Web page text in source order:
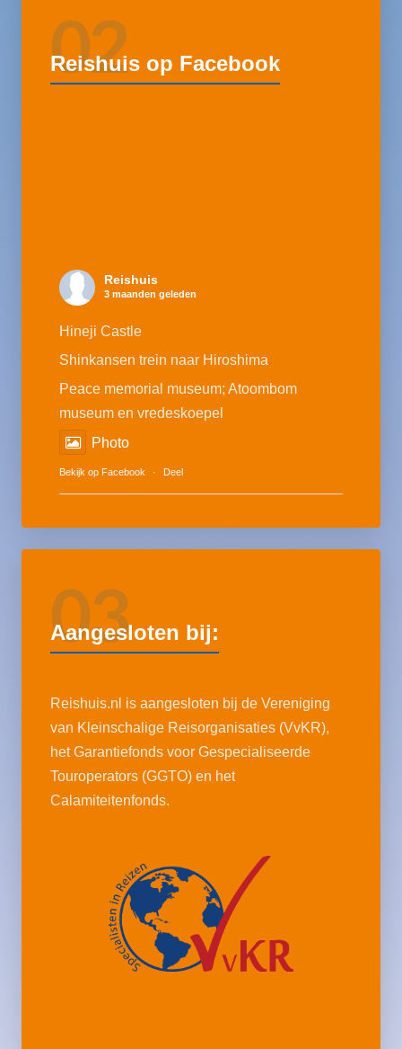
02
Reishuis op Facebook
Reishuis
3 maanden geleden
Hineji Castle
Shinkansen trein naar Hiroshima
Peace memorial museum; Atoombom
museum en vredeskoepel
Photo
Bekijk op Facebook · Deel
03
Aangesloten bij:
Reishuis.nl is aangesloten bij de Vereniging
van Kleinschalige Reisorganisaties (VvKR),
het Garantiefonds voor Gespecialiseerde
Touroperators (GGTO) en het
Calamiteitenfonds.